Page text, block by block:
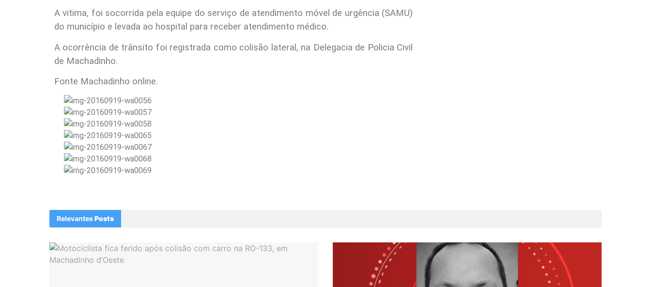
A vitima, foi socorrida pela equipe do serviço de atendimento móvel de urgência (SAMU)
do município e levada ao hospital para receber atendimento médico.
A ocorrência de trânsito foi registrada como colisão lateral, na Delegacia de Policia Civil
de Machadinho.
Fonte Machadinho online.
RelevantesPosts